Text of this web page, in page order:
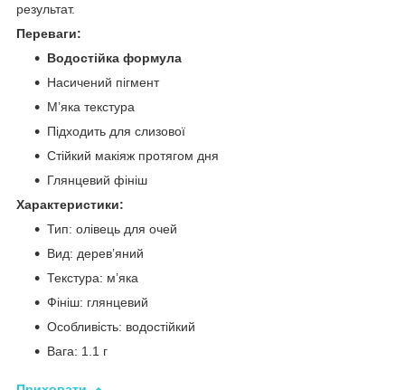
результат.
Переваги:
Водостійка формула
Насичений пігмент
М’яка текстура
Підходить для слизової
Стійкий макіяж протягом дня
Глянцевий фініш
Характеристики:
Тип: олівець для очей
Вид: дерев’яний
Текстура: м’яка
Фініш: глянцевий
Особливість: водостійкий
Вага: 1.1 г